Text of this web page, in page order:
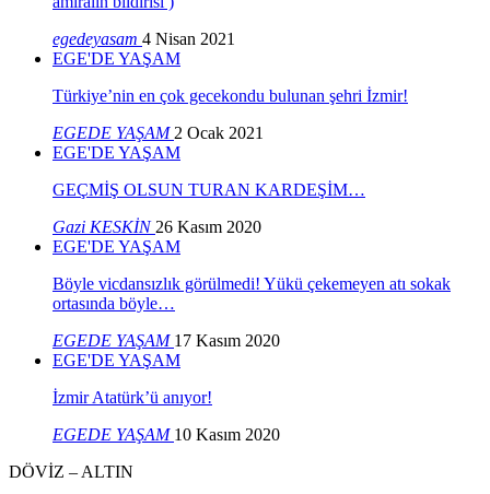
egedeyasam 4 Nisan 2021
EGE'DE YAŞAM
Türkiye’nin en çok gecekondu bulunan şehri İzmir!
EGEDE YAŞAM 2 Ocak 2021
EGE'DE YAŞAM
GEÇMİŞ OLSUN TURAN KARDEŞİM…
Gazi KESKİN 26 Kasım 2020
EGE'DE YAŞAM
Böyle vicdansızlık görülmedi! Yükü çekemeyen atı sokak
ortasında böyle…
EGEDE YAŞAM 17 Kasım 2020
EGE'DE YAŞAM
İzmir Atatürk’ü anıyor!
EGEDE YAŞAM 10 Kasım 2020
DÖVİZ – ALTIN